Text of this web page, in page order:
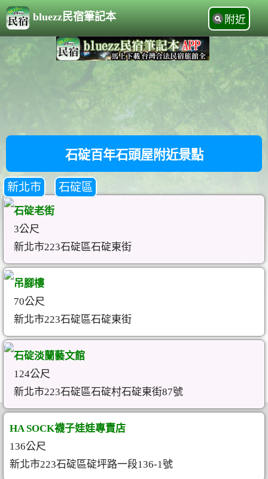
bluezz民宿筆記本 附近
石碇百年石頭屋附近景點
新北市 石碇區
石碇老街
3公尺
新北市223石碇區石碇東街
吊腳樓
70公尺
新北市223石碇區石碇東街
石碇淡蘭藝文館
124公尺
新北市223石碇區石碇村石碇東街87號
HA SOCK襪子娃娃專賣店
136公尺
新北市223石碇區碇坪路一段136-1號